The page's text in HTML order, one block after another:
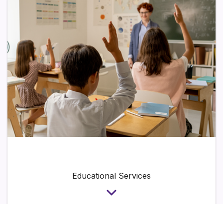
Section headingEducational Services